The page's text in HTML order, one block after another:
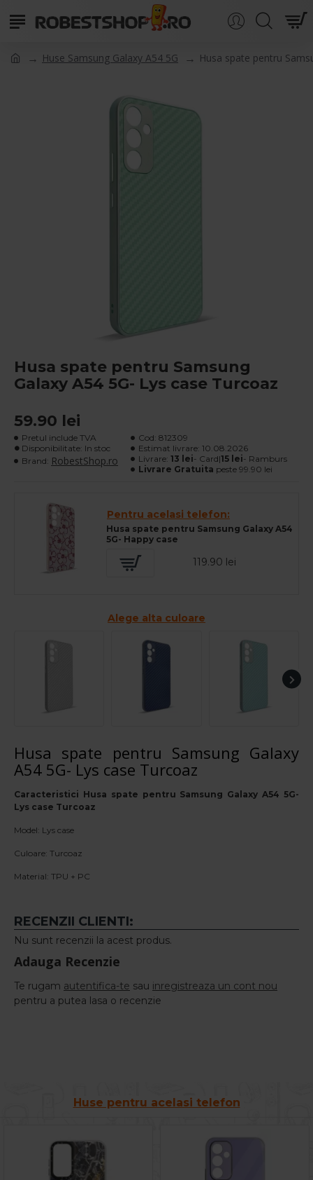
Huse Samsung Galaxy A54 5G Husa spate pentru
Husa spate pentru Samsung
Galaxy A54 5G- Lys case Turcoaz
59.90 lei
Pretul include TVA
Disponibilitate: In stoc
Brand: RobestShop.ro
Cod: 812309
Estimat livrare: 10.08.2026
Livrare: 13 lei- Card|15 lei- Ramburs
Livrare Gratuita peste 99.90 lei
Pentru acelasi telefon:
Husa spate pentru Samsung Galaxy A54
5G- Happy case
119.90 lei
Alege alta culoare
Husa spate pentru Samsung Galaxy
A54 5G- Lys case Turcoaz
Caracteristici Husa spate pentru Samsung Galaxy A54 5G-
Lys case Turcoaz
Model: Lys case
Culoare: Turcoaz
Material: TPU + PC
RECENZII CLIENTI:
Nu sunt recenzii la acest produs.
Adauga Recenzie
Te rugam autentifica-te sau inregistreaza un cont nou
pentru a putea lasa o recenzie
Huse pentru acelasi telefon